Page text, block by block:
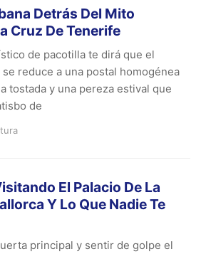
Detrás Del Mito
Cruz De Tenerife
de pacotilla te dirá que el
reduce a una postal homogénea
tostada y una pereza estival que
de
El Palacio De La
Y Lo Que Nadie Te
principal y sentir de golpe el